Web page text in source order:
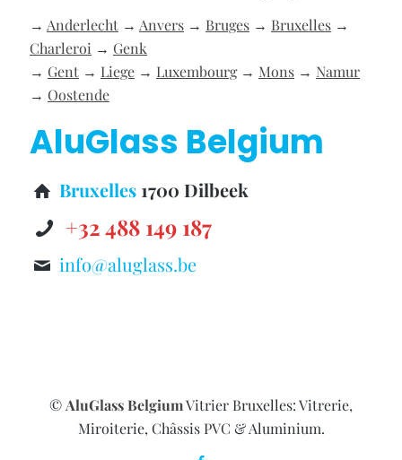
→ Anderlecht → Anvers → Bruges → Bruxelles →
Charleroi → Genk
→ Gent → Liege → Luxembourg→ Mons → Namur
→ Oostende
AluGlass Belgium
Bruxelles 1700 Dilbeek
+32 488 149 187
info@aluglass.be
© AluGlass BelgiumVitrier Bruxelles: Vitrerie,
Miroiterie, Châssis PVC & Aluminium.